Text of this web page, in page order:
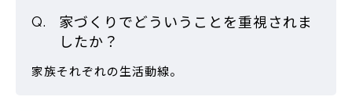
家づくりでどういうことを重視されま
したか？
家族それぞれの生活動線。